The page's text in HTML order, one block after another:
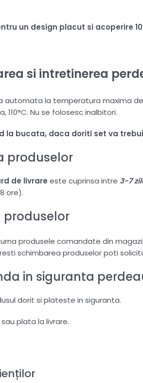
un design placut si acoperire
si intretinerea
automata la temperatura maxima
110°C. Nu se folosesc inalbitori.
la bucata, daca doriti set va
produselor
de livrare este cuprinsa intre 3-7
ore).
produselor
produsele comandate din
schimbarea produselor poti
in siguranta
dorit si plateste in siguranta.
plata la livrare.